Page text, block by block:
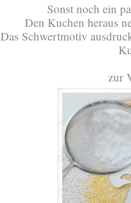
Sonst noch ein
Den Kuchen heraus
Das Schwertmotiv
zur